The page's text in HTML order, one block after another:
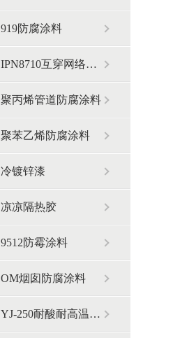
919防腐涂料
IPN8710互穿网络防腐涂料
聚丙烯管道防腐涂料
聚苯乙烯防腐涂料
冷镀锌漆
凉凉隔热胶
9512防霉涂料
OM烟囱防腐涂料
YJ-250耐酸耐高温涂料